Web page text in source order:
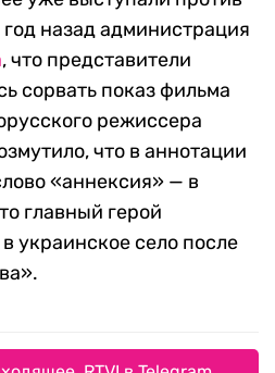
назад администрация
, что представители
сорвать показ фильма
режиссера
что в аннотации
«аннексия» — в
главный герой
украинское село после